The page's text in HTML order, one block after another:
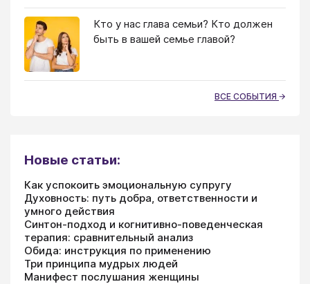
Кто у нас глава семьи? Кто должен
быть в вашей семье главой?
ВСЕ СОБЫТИЯ
Новые статьи:
Как успокоить эмоциональную супругу
Духовность: путь добра, ответственности и
умного действия
Синтон-подход и когнитивно-поведенческая
терапия: сравнительный анализ
Обида: инструкция по применению
Три принципа мудрых людей
Манифест послушания женщины